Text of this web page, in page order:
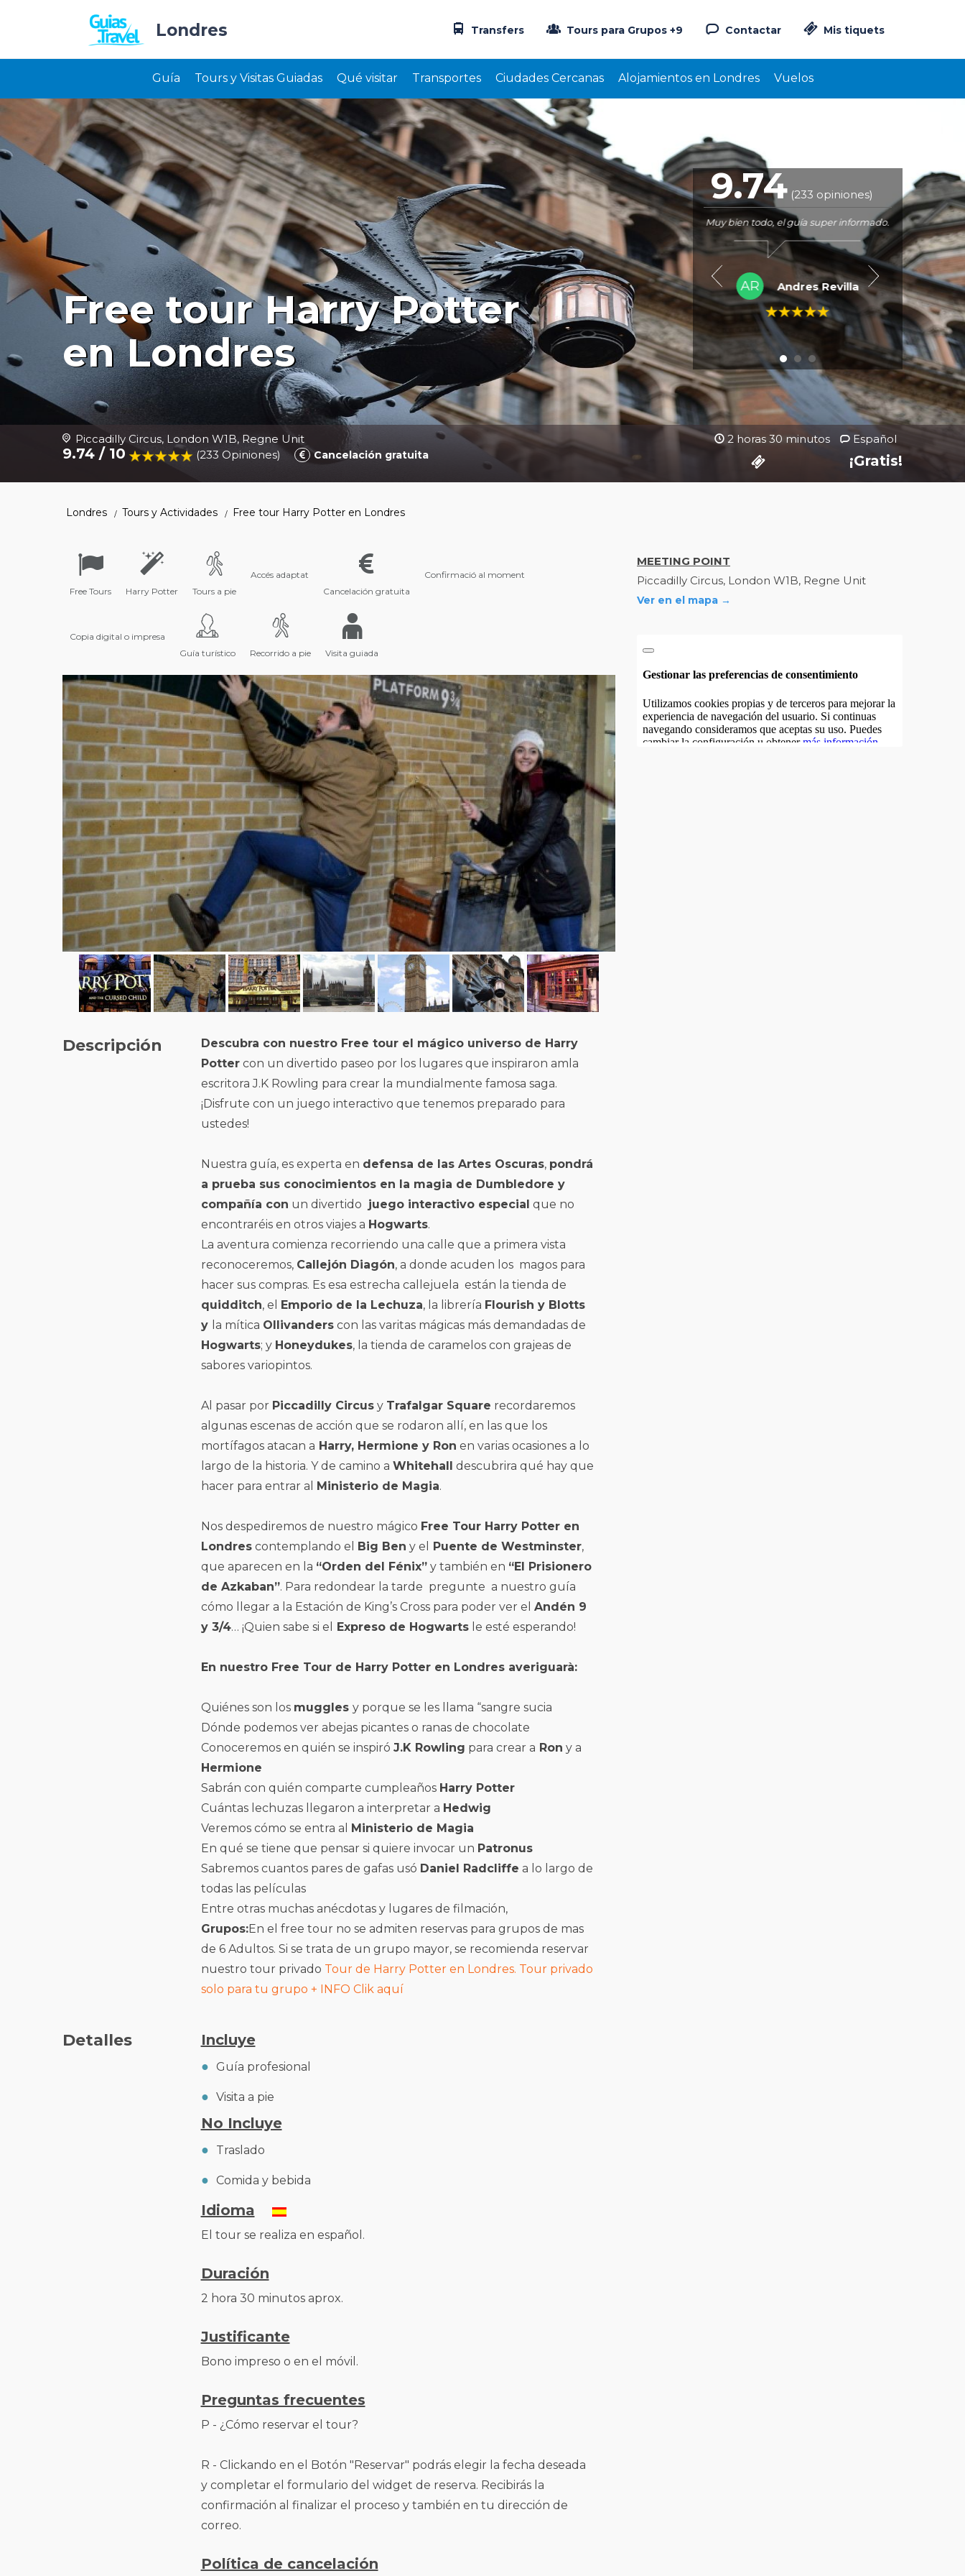
Londres Mis tiquets
Contactar
Tours para Grupos +9
Transfers
Guía Tours y Visitas Guiadas Qué visitar Transportes Ciudades Cercanas Alojamientos en Londres Vuelos
Free tour Harry Potter
en Londres
Piccadilly Circus, London W1B, Regne Unit
9.74 / 10 (233 Opiniones) Cancelación gratuita
Español
2 horas 30 minutos
¡Gratis!
9.74 (233 opiniones)
Super divertido, para toda la familia.
CR Candela Ruiz
Muy bien todo, el guía super informado.
AR Andres Revilla
Muy buen
MA
Londres Tours y Actividades Free tour Harry Potter en Londres
Free Tours Harry Potter Tours a pie
Accés adaptat
Cancelación gratuita
Confirmació al moment
Copia digital o impresa
Guía turístico
Recorrido a pie Visita guiada
Descripción
Descubra con nuestro Free tour el mágico universo de Harry
Pottercon un divertido paseo por los lugares que inspiraron amla
escritora J.K Rowling para crear la mundialmente famosa saga.
¡Disfrute con un juego interactivo que tenemos preparado para
ustedes!
Nuestra guía, es experta en defensa de las Artes Oscuras, pondrá
a prueba sus conocimientos en la magia de Dumbledore y
compañía con un divertido juego interactivo especial que no
encontraréis en otros viajes a Hogwarts.
La aventura comienza recorriendo una calle que a primera vista
reconoceremos, Callejón Diagón, a donde acuden los magos para
hacer sus compras. Es esa estrecha callejuela están la tienda de
quidditch, el Emporio de la Lechuza, la librería Flourish y Blotts
y la mítica Ollivanderscon las varitas mágicas más demandadas de
Hogwarts; y Honeydukes, la tienda de caramelos con grajeas de
sabores variopintos.
Al pasar por Piccadilly Circusy Trafalgar Square recordaremos
algunas escenas de acción que se rodaron allí, en las que los
mortífagos atacan a Harry, Hermione y Ron en varias ocasiones a lo
largo de la historia. Y de camino a Whitehall descubrira qué hay que
hacer para entrar al Ministerio de Magia.
Nos despediremos de nuestro mágico Free Tour Harry Potter en
Londrescontemplando el Big Ben y el Puente de Westminster,
que aparecen en la “Orden del Fénix”y también en “El Prisionero
de Azkaban”. Para redondear la tarde pregunte a nuestro guía
cómo llegar a la Estación de King’s Cross para poder ver el Andén 9
y 3/4… ¡Quien sabe si el Expreso de Hogwartsle esté esperando!
En nuestro Free Tour de Harry Potter en Londres averiguarà:
Quiénes son los muggles y porque se les llama “sangre sucia
Dónde podemos ver abejas picantes o ranas de chocolate
Conoceremos en quién se inspiró J.K Rowling para crear a Ron y a
Hermione
Sabrán con quién comparte cumpleaños Harry Potter
Cuántas lechuzas llegaron a interpretar a Hedwig
Veremos cómo se entra al Ministerio de Magia
En qué se tiene que pensar si quiere invocar un Patronus
Sabremos cuantos pares de gafas usó Daniel Radcliffe a lo largo de
todas las películas
Entre otras muchas anécdotas y lugares de filmación,
Grupos:En el free tour no se admiten reservas para grupos de mas
de 6 Adultos. Si se trata de un grupo mayor, se recomienda reservar
nuestro tour privado Tour de Harry Potter en Londres. Tour privado
solo para tu grupo + INFO Clik aquí
Detalles Incluye
Guía profesional
Visita a pie
No Incluye
Traslado
Comida y bebida
Idioma
El tour se realiza en español.
Duración
2 hora 30 minutos aprox.
Justificante
Bono impreso o en el móvil.
Preguntas frecuentes
P - ¿Cómo reservar el tour?
R - Clickando en el Botón "Reservar" podrás elegir la fecha deseada
y completar el formulario del widget de reserva. Recibirás la
confirmación al finalizar el proceso y también en tu dirección de
correo.
Política de cancelación
MEETING POINT
Piccadilly Circus, London W1B, Regne Unit
Ver en el mapa →